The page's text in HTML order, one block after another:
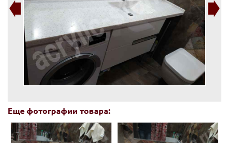
Еще фотографии товара: